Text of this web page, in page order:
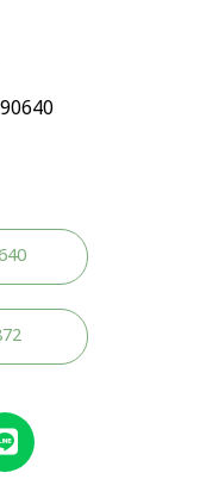
L
i
n